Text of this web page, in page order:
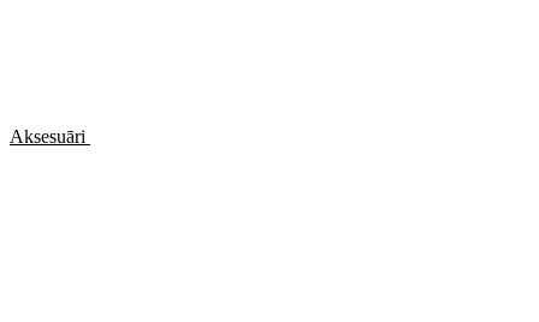
Aksesuāri